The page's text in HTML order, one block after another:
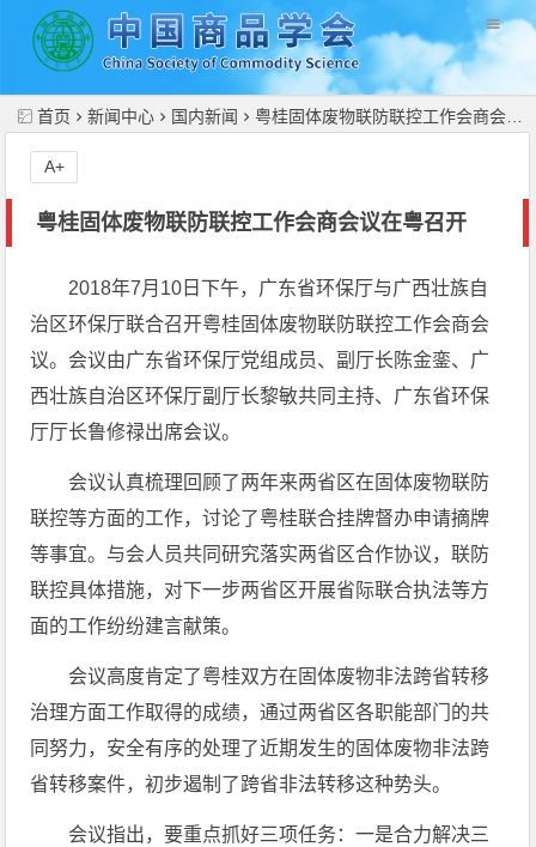
首页 新闻中心 国内新闻 粤桂固体废物联防联控工作会商会议在粤召开
粤桂固体废物联防联控工作会商会议在粤召开
A+
2018年7月10日下午，广东省环保厅与广西壮族自
治区环保厅联合召开粤桂固体废物联防联控工作会商会
议。会议由广东省环保厅党组成员、副厅长陈金銮、广
西壮族自治区环保厅副厅长黎敏共同主持、广东省环保
厅厅长鲁修禄出席会议。
会议认真梳理回顾了两年来两省区在固体废物联防
联控等方面的工作，讨论了粤桂联合挂牌督办申请摘牌
等事宜。与会人员共同研究落实两省区合作协议，联防
联控具体措施，对下一步两省区开展省际联合执法等方
面的工作纷纷建言献策。
会议高度肯定了粤桂双方在固体废物非法跨省转移
治理方面工作取得的成绩，通过两省区各职能部门的共
同努力，安全有序的处理了近期发生的固体废物非法跨
省转移案件，初步遏制了跨省非法转移这种势头。
会议指出，要重点抓好三项任务：一是合力解决三